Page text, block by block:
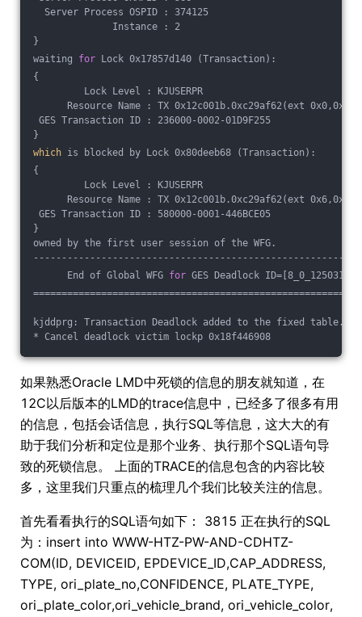
Server Process OSPID : 374125
Instance : 2
}
waiting for Lock 0x17857d140 (Transaction):
{
Lock Level : KJUSERPR
Resource Name : TX 0x12c001b.0xc29af62(ext 0x0,0x0)
GES Transaction ID : 236000-0002-01D9F255
}
which is blocked by Lock 0x80deeb68 (Transaction):
{
Lock Level : KJUSERPR
Resource Name : TX 0x12c001b.0xc29af62(ext 0x6,0x0)
GES Transaction ID : 580000-0001-446BCE05
}
owned by the first user session of the WFG.
End of Global WFG for GES Deadlock ID=[8_0_125031]
kjddprg: Transaction Deadlock added to the fixed table.
* Cancel deadlock victim lockp 0x18f446908
如果熟悉Oracle LMD中死锁的信息的朋友就知道，在
12C以后版本的LMD的trace信息中，已经多了很多有用
的信息，包括会话信息，执行SQL等信息，这大大的有
助于我们分析和定位是那个业务、执行那个SQL语句导
致的死锁信息。 上面的TRACE的信息包含的内容比较
多，这里我们只重点的梳理几个我们比较关注的信息。
首先看看执行的SQL语句如下： 3815 正在执行的SQL
为：insert into WWW-HTZ-PW-AND-CDHTZ-
COM(ID, DEVICEID, EPDEVICE_ID,CAP_ADDRESS,
TYPE, ori_plate_no,CONFIDENCE, PLATE_TYPE,
ori_plate_color,ori_vehicle_brand, ori_vehicle_color,